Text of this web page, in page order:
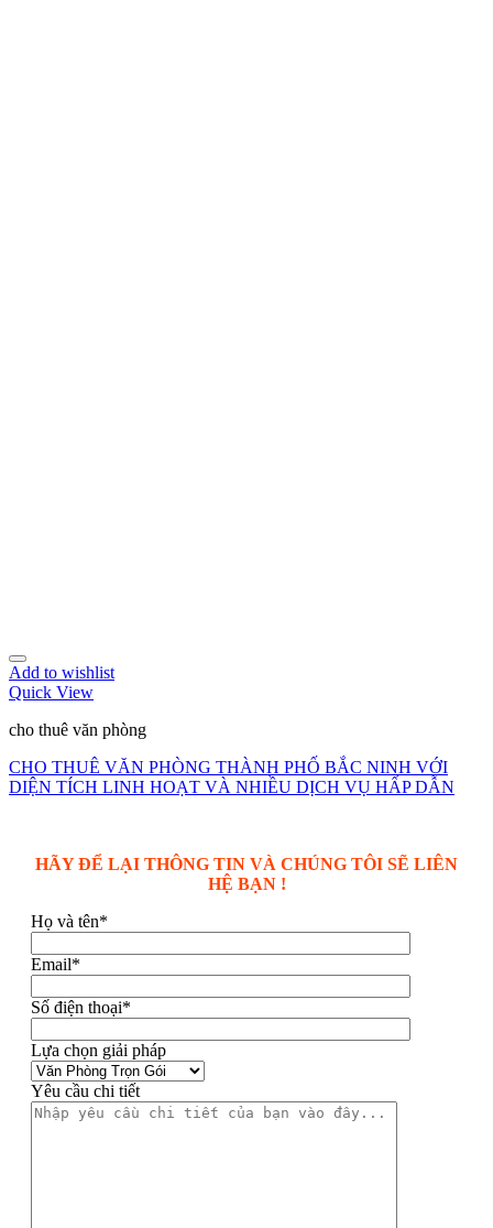
Add to wishlist
Quick View
cho thuê văn phòng
CHO THUÊ VĂN PHÒNG THÀNH PHỐ BẮC NINH VỚI
DIỆN TÍCH LINH HOẠT VÀ NHIỀU DỊCH VỤ HẤP DẪN
HÃY ĐỂ LẠI THÔNG TIN VÀ CHÚNG TÔI SẼ LIÊN
HỆ BẠN !
Họ và tên*
Email*
Số điện thoại*
Lựa chọn giải pháp
Yêu cầu chi tiết